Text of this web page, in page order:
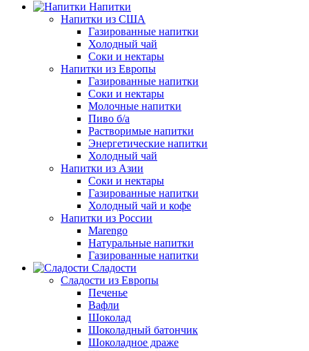
Напитки
Напитки из США
Газированные напитки
Холодный чай
Соки и нектары
Напитки из Европы
Газированные напитки
Соки и нектары
Молочные напитки
Пиво б/а
Растворимые напитки
Энергетические напитки
Холодный чай
Напитки из Азии
Соки и нектары
Газированные напитки
Холодный чай и кофе
Напитки из России
Marengo
Натуральные напитки
Газированные напитки
Сладости
Сладости из Европы
Печенье
Вафли
Шоколад
Шоколадный батончик
Шоколадное драже